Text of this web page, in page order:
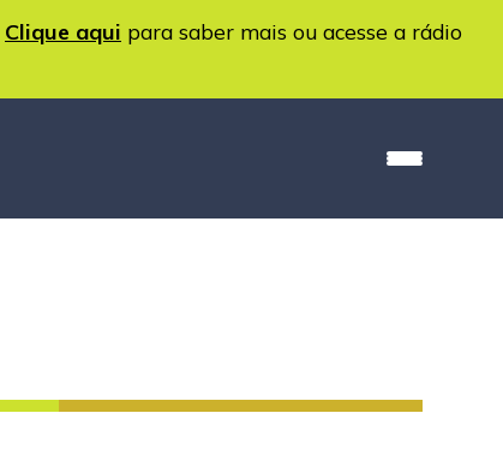
Clique aqui para saber mais ou acesse a rádio